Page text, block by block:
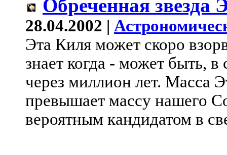
Обреченная звезда
28.04.2002 |
Эта Киля может скоро
знает когда - может быть,
через миллион лет. Масса
превышает массу нашего
вероятным кандидатом в